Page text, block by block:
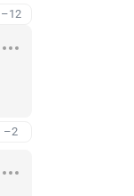
–12
–2